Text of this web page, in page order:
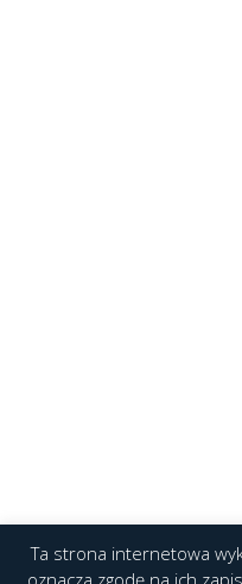
Ta strona internetowa
oznacza zgodę na ich